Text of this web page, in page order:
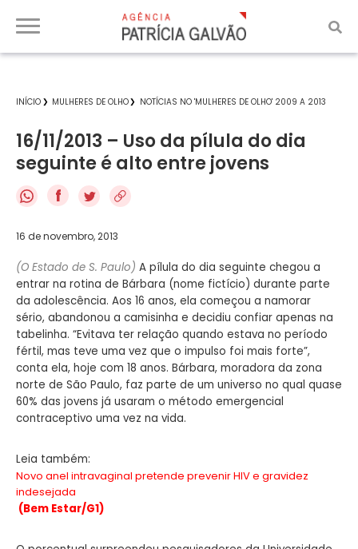
INÍCIO MULHERES DE OLHO NOTÍCIAS NO 'MULHERES DE OLHO' 2009 A 2013
16/11/2013 – Uso da pílula do dia
seguinte é alto entre jovens
f
16 de novembro, 2013
(O Estado de S. Paulo) A pílula do dia seguinte chegou a
entrar na rotina de Bárbara (nome fictício) durante parte
da adolescência. Aos 16 anos, ela começou a namorar
sério, abandonou a camisinha e decidiu confiar apenas na
tabelinha. “Evitava ter relação quando estava no período
fértil, mas teve uma vez que o impulso foi mais forte”,
conta ela, hoje com 18 anos. Bárbara, moradora da zona
norte de São Paulo, faz parte de um universo no qual quase
60% das jovens já usaram o método emergencial
contraceptivo uma vez na vida.
Leia também:
Novo anel intravaginal pretende prevenir HIV e gravidez
indesejada
(Bem Estar/G1)